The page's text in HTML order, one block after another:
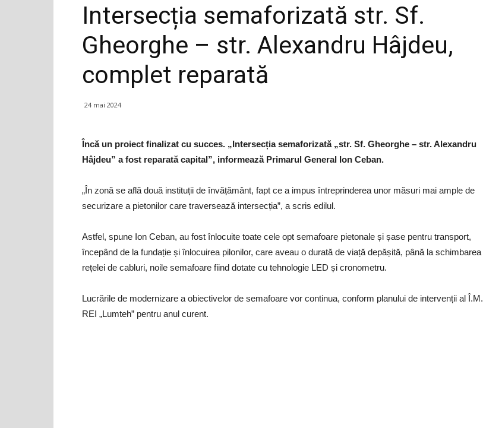
Intersecția semaforizată str. Sf.
Gheorghe – str. Alexandru Hâjdeu,
complet reparată
24 mai 2024
Încă un proiect finalizat cu succes. „Intersecția semaforizată „str. Sf. Gheorghe – str. Alexandru
Hâjdeu” a fost reparată capital”, informează Primarul General Ion Ceban.
„În zonă se află două instituții de învățământ, fapt ce a impus întreprinderea unor măsuri mai ample de
securizare a pietonilor care traversează intersecția”, a scris edilul.
Astfel, spune Ion Ceban, au fost înlocuite toate cele opt semafoare pietonale și șase pentru transport,
începând de la fundație și înlocuirea pilonilor, care aveau o durată de viață depășită, până la schimbarea
rețelei de cabluri, noile semafoare fiind dotate cu tehnologie LED și cronometru.
Lucrările de modernizare a obiectivelor de semafoare vor continua, conform planului de intervenții al Î.M.
REI „Lumteh” pentru anul curent.